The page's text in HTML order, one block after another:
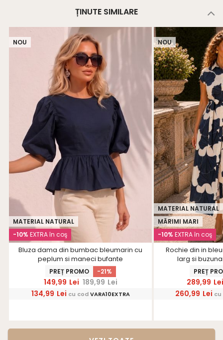
ȚINUTE SIMILARE
-10% EXTRA în coş
MATERIAL NATURAL
NOU
Bluza dama din bumbac bleumarin cu
peplum si maneci bufante
PREȚ PROMO -21%
149,99 Lei 189,99 Lei
134,99 Lei cu codVARA10EXTRA
-10% EXTRA în coş
MATERIAL NATURAL
MĂRIMI MARI
NOU
Rochie din in
larg si
PREȚ
289,99 Lei
260,99 Lei